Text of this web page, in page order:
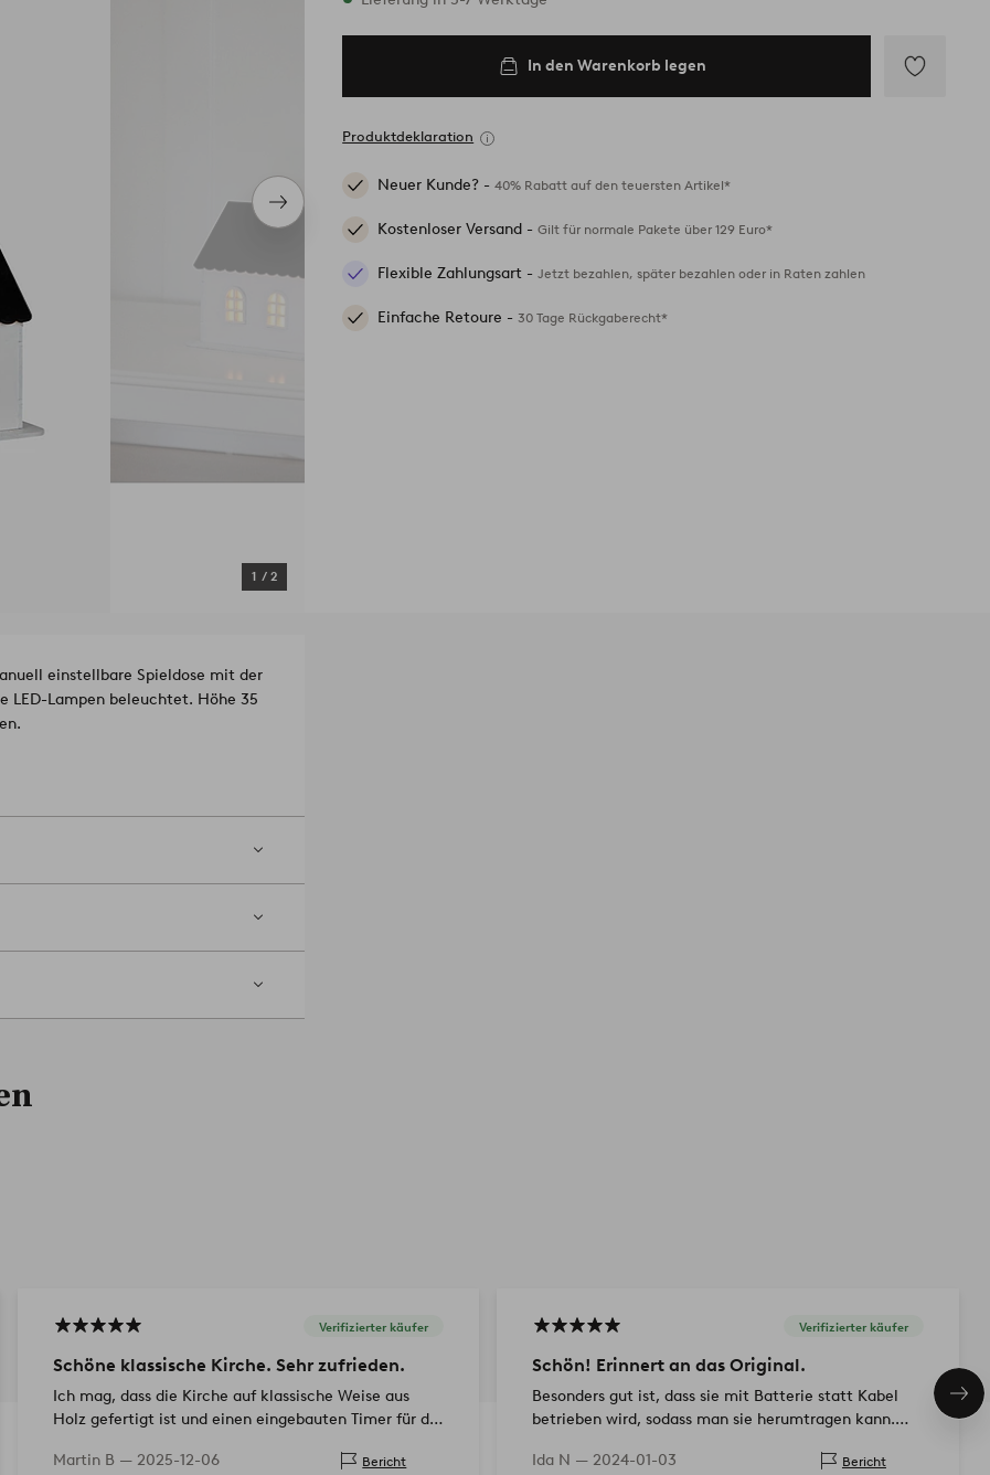
Nächstes
Produkt
1 / 2
In den Warenkorb legen
Produktdeklaration
Neuer Kunde? -40% Rabatt auf den teuersten Artikel*
Kostenloser Versand -Gilt für normale Pakete über 129 Euro*
Flexible Zahlungsart -Jetzt bezahlen, später bezahlen oder in Raten zahlen
Einfache Retoure -30 Tage Rückgaberecht*
einstellbare Spieldose mit der
LED-Lampen beleuchtet. Höhe 35
Verifizierter käufer
Schöne klassische Kirche. Sehr zufrieden.
Ich mag, dass die Kirche auf klassische Weise aus
Holz gefertigt ist und einen eingebauten Timer für die
kleine e…
Martin B — 2025-12-06 Bericht
Verifizierter käufer
Schön! Erinnert an das Original.
Besonders gut ist, dass sie mit Batterie statt Kabel
betrieben wird, sodass man sie herumtragen kann.
Das Dach…
Ida N — 2024-01-03 Bericht